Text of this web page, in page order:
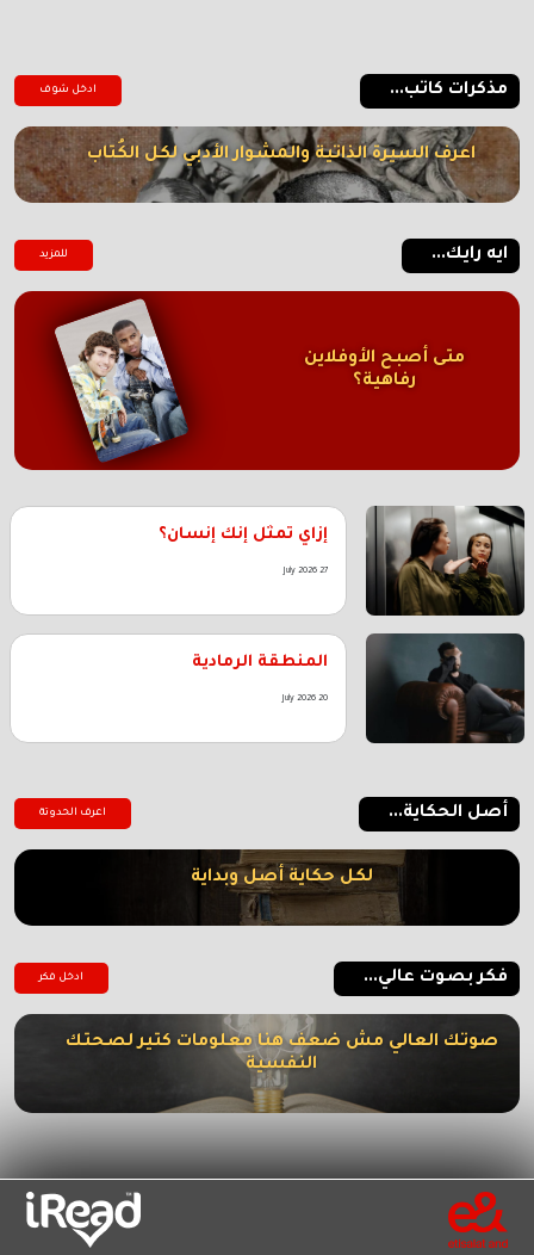
مذكرات كاتب... ادخل شوف
اعرف السيرة الذاتية والمشوار الأدبي لكل الكُتاب
ايه رايك... للمزيد
متى أصبح الأوفلاين
رفاهية؟
إزاي تمثل إنك إنسان؟
27 July 2026
المنطقة الرمادية
20 July 2026
أصل الحكاية... اعرف الحدوتة
لكل حكاية أصل وبداية
فكر بصوت عالي... ادخل فكر
صوتك العالي مش ضعف هنا معلومات كتير لصحتك
النفسية